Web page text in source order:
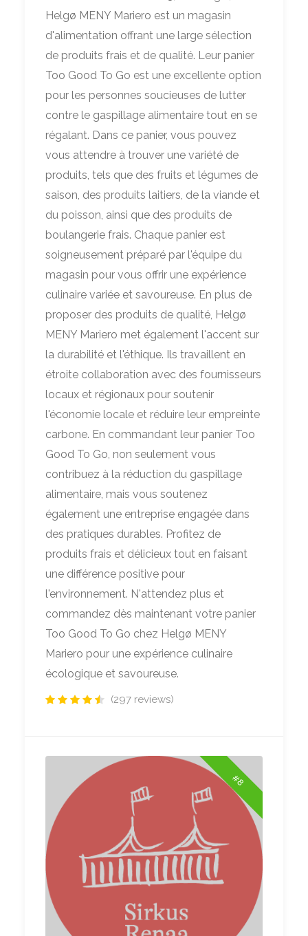
Helgø MENY Mariero est un magasin
d'alimentation offrant une large sélection
de produits frais et de qualité. Leur panier
Too Good To Go est une excellente option
pour les personnes soucieuses de lutter
contre le gaspillage alimentaire tout en se
régalant. Dans ce panier, vous pouvez
vous attendre à trouver une variété de
produits, tels que des fruits et légumes de
saison, des produits laitiers, de la viande et
du poisson, ainsi que des produits de
boulangerie frais. Chaque panier est
soigneusement préparé par l'équipe du
magasin pour vous offrir une expérience
culinaire variée et savoureuse. En plus de
proposer des produits de qualité, Helgø
MENY Mariero met également l'accent sur
la durabilité et l'éthique. Ils travaillent en
étroite collaboration avec des fournisseurs
locaux et régionaux pour soutenir
l'économie locale et réduire leur empreinte
carbone. En commandant leur panier Too
Good To Go, non seulement vous
contribuez à la réduction du gaspillage
alimentaire, mais vous soutenez
également une entreprise engagée dans
des pratiques durables. Profitez de
produits frais et délicieux tout en faisant
une différence positive pour
l'environnement. N'attendez plus et
commandez dès maintenant votre panier
Too Good To Go chez Helgø MENY
Mariero pour une expérience culinaire
écologique et savoureuse.
(297 reviews)
#8